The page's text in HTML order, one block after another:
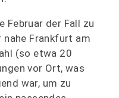
Februar der Fall zu
nahe Frankfurt am
(so etwa 20
vor Ort, was
war, um zu